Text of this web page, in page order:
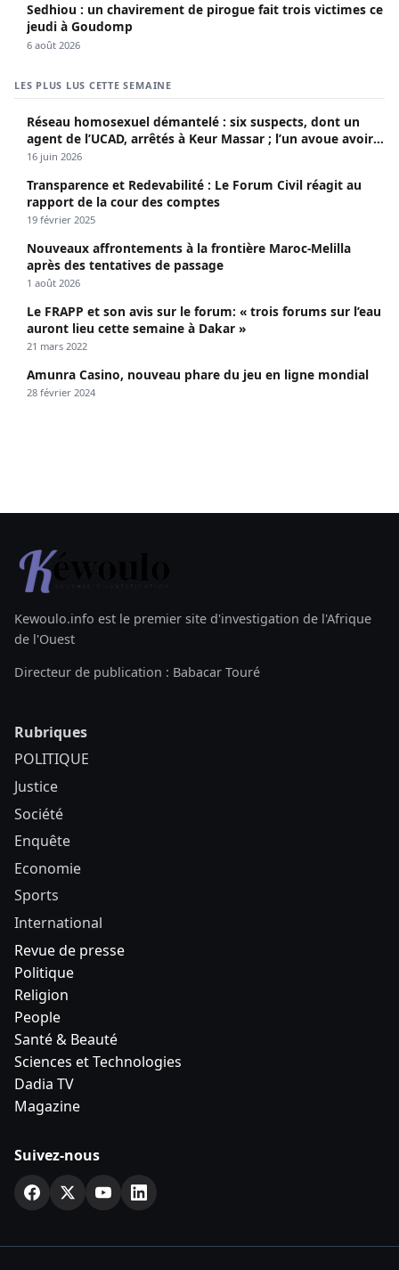
Sedhiou : un chavirement de pirogue fait trois victimes ce
jeudi à Goudomp
6 août 2026
LES PLUS LUS CETTE SEMAINE
Réseau homosexuel démantelé : six suspects, dont un
agent de l’UCAD, arrêtés à Keur Massar ; l’un avoue avoir
propagé le VIH depuis 2018
16 juin 2026
Transparence et Redevabilité : Le Forum Civil réagit au
rapport de la cour des comptes
19 février 2025
Nouveaux affrontements à la frontière Maroc-Melilla
après des tentatives de passage
1 août 2026
Le FRAPP et son avis sur le forum: « trois forums sur l’eau
auront lieu cette semaine à Dakar »
21 mars 2022
Amunra Casino, nouveau phare du jeu en ligne mondial
28 février 2024
Kewoulo.info est le premier site d'investigation de l'Afrique
de l'Ouest
Directeur de publication : Babacar Touré
Rubriques
POLITIQUE
Justice
Société
Enquête
Economie
Sports
International
Revue de presse
Politique
Religion
People
Santé & Beauté
Sciences et Technologies
Dadia TV
Magazine
Suivez-nous